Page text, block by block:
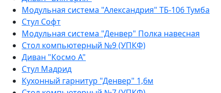
Модульная система "Александрия" ТБ-106 Тумба
Стул Софт
Модульная система "Денвер" Полка навесная
Стол компьютерный №9 (УПКФ)
Диван "Космо А"
Стул Мадрид
Кухонный гарнитур "Денвер" 1,6м